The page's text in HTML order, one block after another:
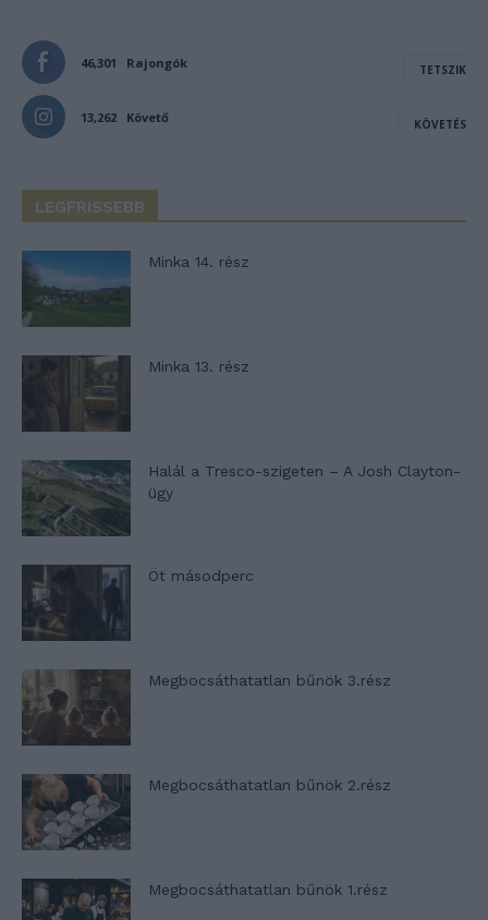
46,301 Rajongók TETSZIK
13,262 Követő KÖVETÉS
LEGFRISSEBB
Minka 14. rész
Minka 13. rész
Halál a Tresco-szigeten – A Josh Clayton-
ügy
Öt másodperc
Megbocsáthatatlan bűnök 3.rész
Megbocsáthatatlan bűnök 2.rész
Megbocsáthatatlan bűnök 1.rész